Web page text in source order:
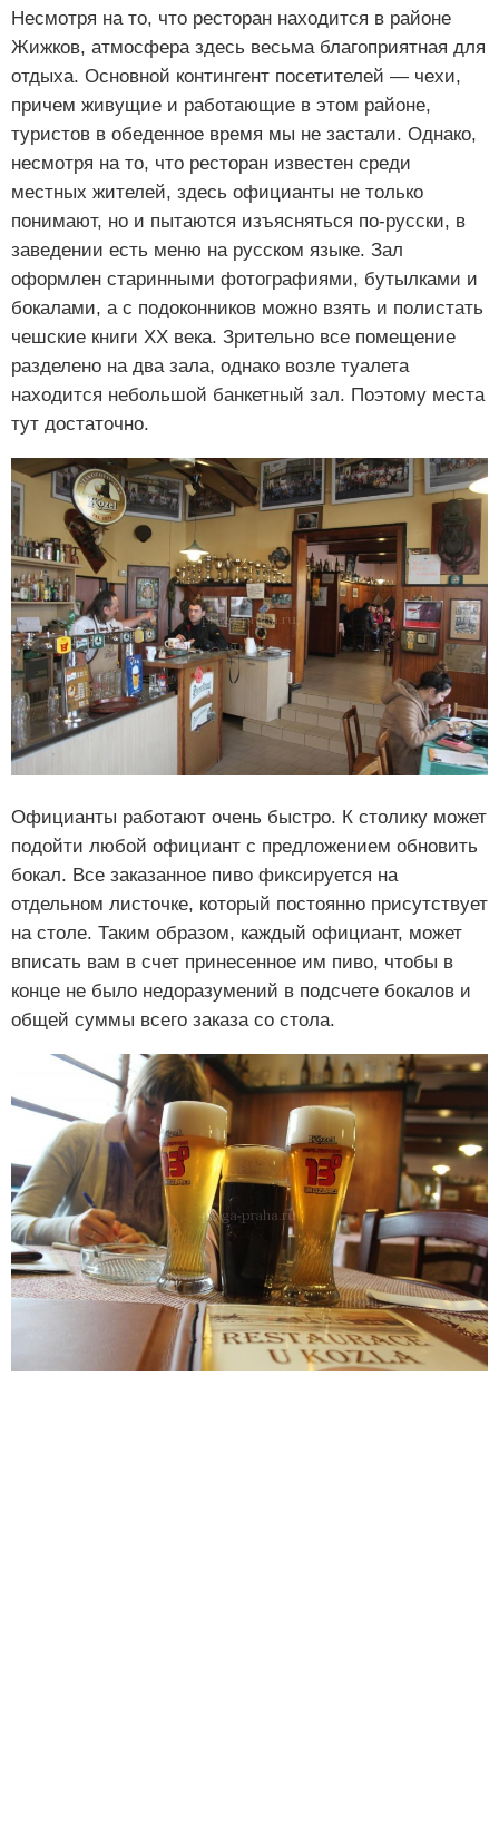
Несмотря на то, что ресторан находится в районе
Жижков, атмосфера здесь весьма благоприятная для
отдыха. Основной контингент посетителей — чехи,
причем живущие и работающие в этом районе,
туристов в обеденное время мы не застали. Однако,
несмотря на то, что ресторан известен среди
местных жителей, здесь официанты не только
понимают, но и пытаются изъясняться по-русски, в
заведении есть меню на русском языке. Зал
оформлен старинными фотографиями, бутылками и
бокалами, а с подоконников можно взять и полистать
чешские книги XX века. Зрительно все помещение
разделено на два зала, однако возле туалета
находится небольшой банкетный зал. Поэтому места
тут достаточно.
Официанты работают очень быстро. К столику может
подойти любой официант с предложением обновить
бокал. Все заказанное пиво фиксируется на
отдельном листочке, который постоянно присутствует
на столе. Таким образом, каждый официант, может
вписать вам в счет принесенное им пиво, чтобы в
конце не было недоразумений в подсчете бокалов и
общей суммы всего заказа со стола.